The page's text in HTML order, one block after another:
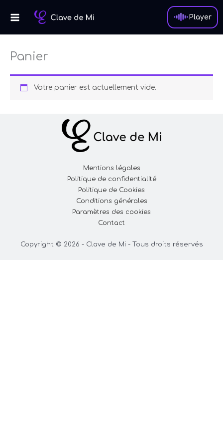
Player
Panier
Votre panier est actuellement vide.
Mentions légales
Politique de confidentialité
Politique de Cookies
Conditions générales
Paramètres des cookies
Contact
Copyright © 2026 - Clave de Mi - Tous droits réservés